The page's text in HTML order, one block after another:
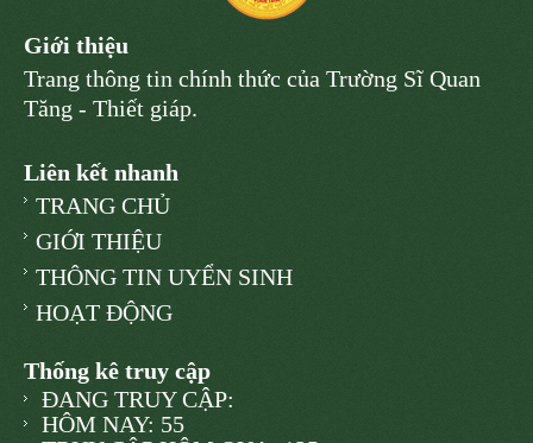
Giới thiệu
Trang thông tin chính thức của Trường Sĩ Quan
Tăng - Thiết giáp.
Liên kết nhanh
TRANG CHỦ
GIỚI THIỆU
THÔNG TIN UYỂN SINH
HOẠT ĐỘNG
Thống kê truy cập
ĐANG TRUY CẬP:
HÔM NAY: 55